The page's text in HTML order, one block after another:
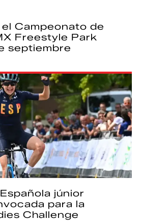
Campeonato de
Freestyle Park
septiembre
júnior
para la
Challenge